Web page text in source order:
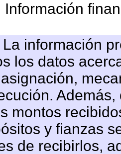
Información
La información
los datos
montos
y fianzas
de recibirlos,